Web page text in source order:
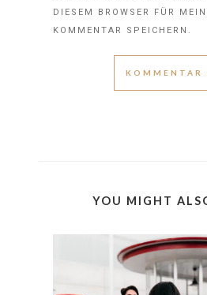
DIESEM BROWSER FÜR
KOMMENTAR SPEICHERN.
YOU MIGHT